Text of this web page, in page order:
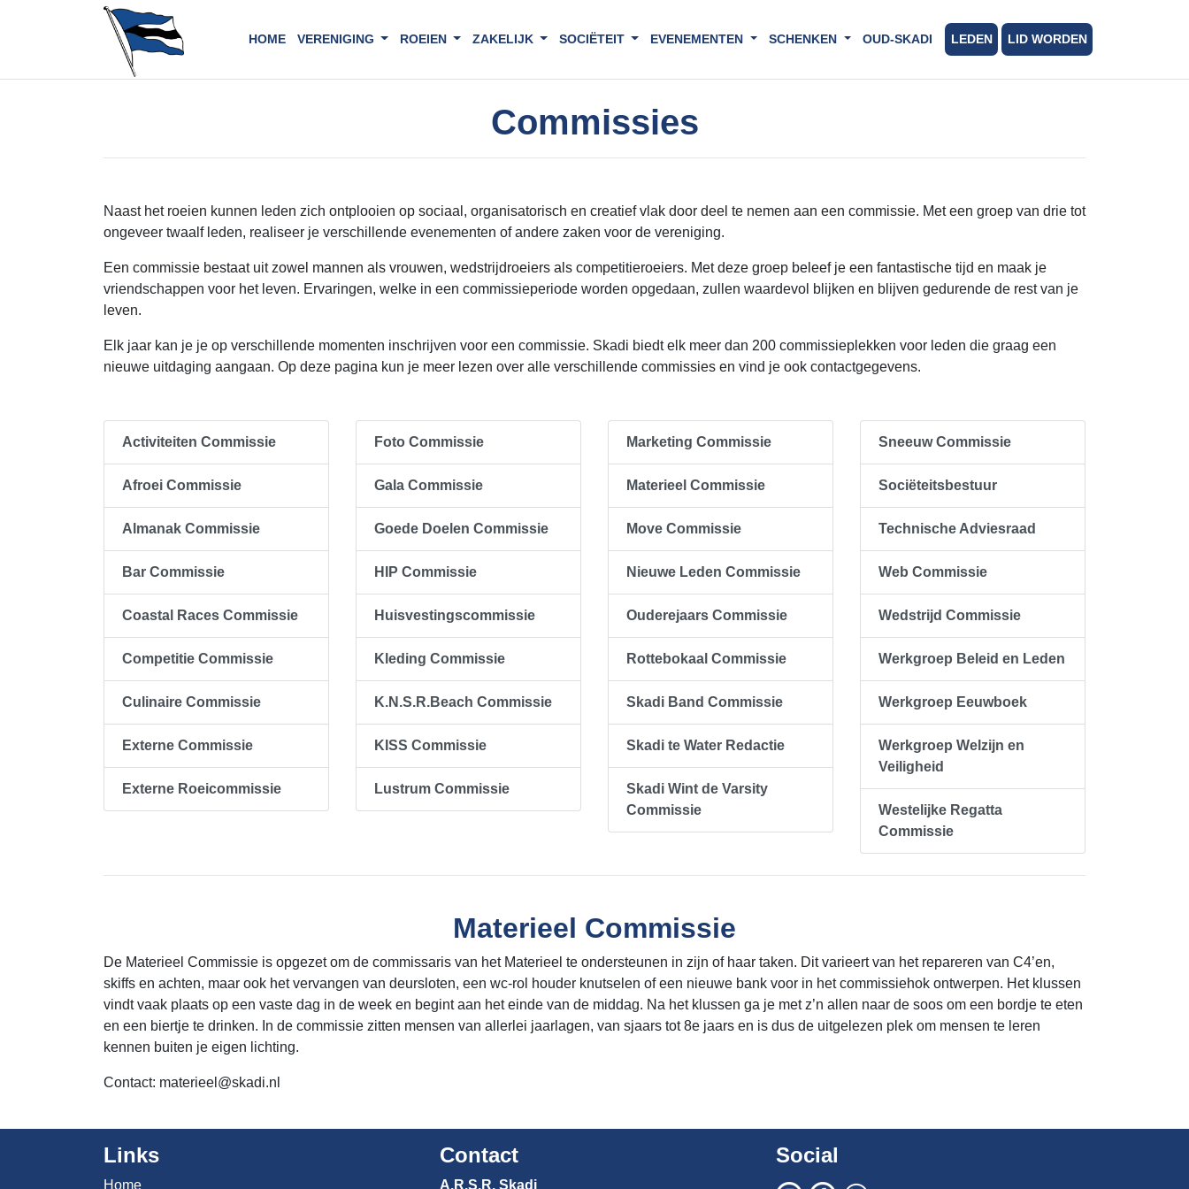
HOME VERENIGING ROEIEN ZAKELIJK SOCIËTEIT EVENEMENTEN SCHENKEN OUD-SKADI LEDEN LID WORDEN
Commissies
Naast het roeien kunnen leden zich ontplooien op sociaal, organisatorisch en creatief vlak door deel te nemen aan een commissie. Met een groep van drie tot
ongeveer twaalf leden, realiseer je verschillende evenementen of andere zaken voor de vereniging.
Een commissie bestaat uit zowel mannen als vrouwen, wedstrijdroeiers als competitieroeiers. Met deze groep beleef je een fantastische tijd en maak je
vriendschappen voor het leven. Ervaringen, welke in een commissieperiode worden opgedaan, zullen waardevol blijken en blijven gedurende de rest van je
leven.
Elk jaar kan je je op verschillende momenten inschrijven voor een commissie. Skadi biedt elk meer dan 200 commissieplekken voor leden die graag een
nieuwe uitdaging aangaan. Op deze pagina kun je meer lezen over alle verschillende commissies en vind je ook contactgegevens.
Activiteiten Commissie
Afroei Commissie
Almanak Commissie
Bar Commissie
Coastal Races Commissie
Competitie Commissie
Culinaire Commissie
Externe Commissie
Externe Roeicommissie
Foto Commissie
Gala Commissie
Goede Doelen Commissie
HIP Commissie
Huisvestingscommissie
Kleding Commissie
K.N.S.R.Beach Commissie
KISS Commissie
Lustrum Commissie
Marketing Commissie
Materieel Commissie
Move Commissie
Nieuwe Leden Commissie
Ouderejaars Commissie
Rottebokaal Commissie
Skadi Band Commissie
Skadi te Water Redactie
Skadi Wint de Varsity
Commissie
Sneeuw Commissie
Sociëteitsbestuur
Technische Adviesraad
Web Commissie
Wedstrijd Commissie
Werkgroep Beleid en Leden
Werkgroep Eeuwboek
Werkgroep Welzijn en
Veiligheid
Westelijke Regatta
Commissie
Materieel Commissie
De Materieel Commissie is opgezet om de commissaris van het Materieel te ondersteunen in zijn of haar taken. Dit varieert van het repareren van C4’en,
skiffs en achten, maar ook het vervangen van deursloten, een wc-rol houder knutselen of een nieuwe bank voor in het commissiehok ontwerpen. Het klussen
vindt vaak plaats op een vaste dag in de week en begint aan het einde van de middag. Na het klussen ga je met z’n allen naar de soos om een bordje te eten
en een biertje te drinken. In de commissie zitten mensen van allerlei jaarlagen, van sjaars tot 8e jaars en is dus de uitgelezen plek om mensen te leren
kennen buiten je eigen lichting.
Contact: materieel@skadi.nl
Links
Home
Contact
A.R.S.R. Skadi
Social